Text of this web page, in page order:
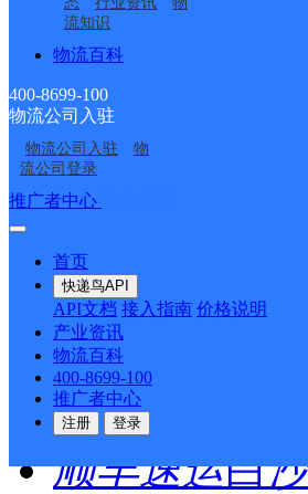
流知识
物流百科
400-8699-100
物流公司入驻
物流公司入驻
物
流公司登录
推广者中心
首页
快递鸟API
API文档 接入指南 价格说明
产业资讯
物流百科
400-8699-100
推广者中心
注册 登录
尾页
最新网点
圆通速递
顺丰速运保
顺丰速运
顺丰速运
顺丰速运白